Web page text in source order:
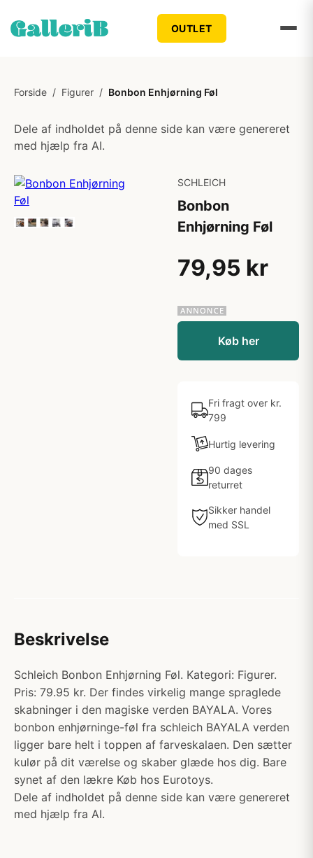
OUTLET
Forside / Figurer / Bonbon Enhjørning Føl
Dele af indholdet på denne side kan være genereret
med hjælp fra AI.
SCHLEICH
Bonbon
Enhjørning Føl
79,95 kr
Køb her
Fri fragt over kr.
799
Hurtig levering
90 dages
returret
Sikker handel
med SSL
Beskrivelse
Schleich Bonbon Enhjørning Føl. Kategori: Figurer.
Pris: 79.95 kr. Der findes virkelig mange spraglede
skabninger i den magiske verden BAYALA. Vores
bonbon enhjørninge-føl fra schleich BAYALA verden
ligger bare helt i toppen af farveskalaen. Den sætter
kulør på dit værelse og skaber glæde hos dig. Bare
synet af den lækre Køb hos Eurotoys.
Dele af indholdet på denne side kan være genereret
med hjælp fra AI.